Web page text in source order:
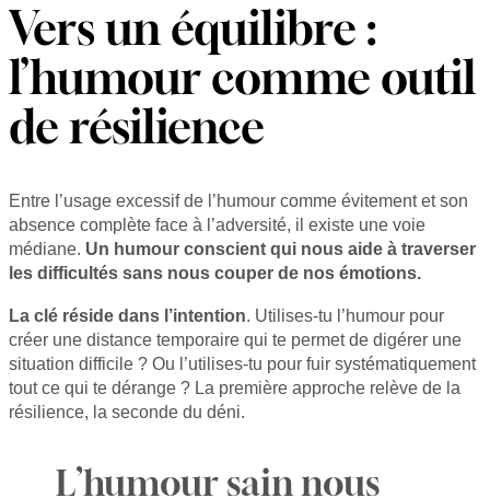
Vers un équilibre :
l’humour comme outil
de résilience
Entre l’usage excessif de l’humour comme évitement et son
absence complète face à l’adversité, il existe une voie
médiane. Un humour conscient qui nous aide à traverser
les difficultés sans nous couper de nos émotions.
La clé réside dans l’intention. Utilises-tu l’humour pour
créer une distance temporaire qui te permet de digérer une
situation difficile ? Ou l’utilises-tu pour fuir systématiquement
tout ce qui te dérange ? La première approche relève de la
résilience, la seconde du déni.
L’humour sain nous